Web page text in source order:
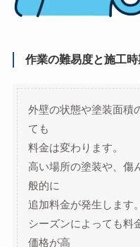
作業の難易度と施工時
外壁の状態や塗装面積
ても
料金は変わります。
高い場所の塗装や、傷
般的に
追加料金が発生します。
シーズンによっても料
価格が高